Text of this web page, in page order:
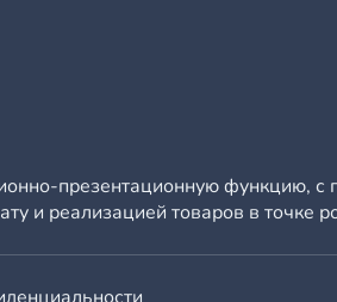
презентационную функцию, с
и реализацией товаров в точке